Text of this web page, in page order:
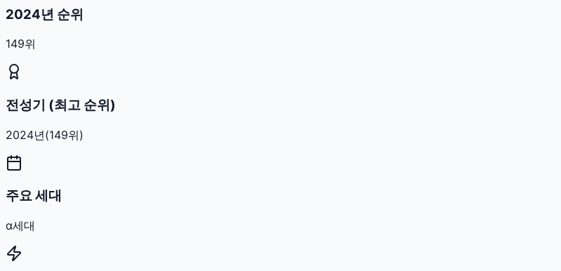
2024년 순위
149위
전성기 (최고 순위)
2024년(149위)
주요 세대
α세대